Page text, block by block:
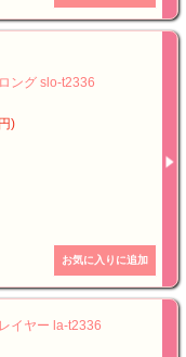
ング slo-t2336
)
イヤー la-t2336